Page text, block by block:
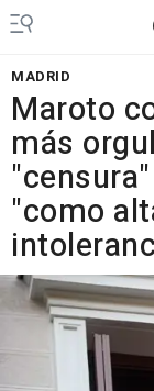
MADRID
Maroto
más
"como